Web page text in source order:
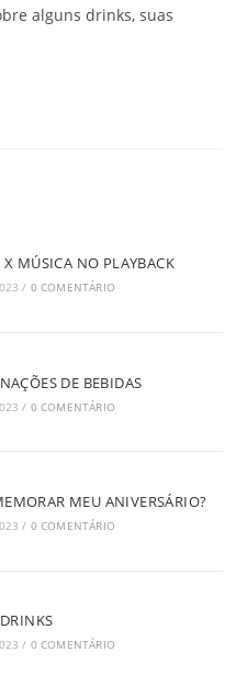
alguns drinks, suas
MÚSICA NO PLAYBACK
/ 0 COMENTÁRIO
DE BEBIDAS
/ 0 COMENTÁRIO
MEU ANIVERSÁRIO?
/ 0 COMENTÁRIO
/ 0 COMENTÁRIO